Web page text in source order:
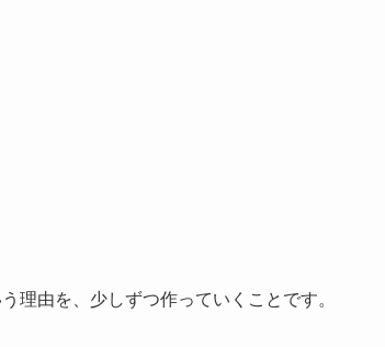
理由を、少しずつ作っていくことです。